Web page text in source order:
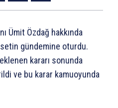
Ümit Özdağ hakkında
gündemine oturdu.
kararı sonunda
ve bu karar kamuoyunda